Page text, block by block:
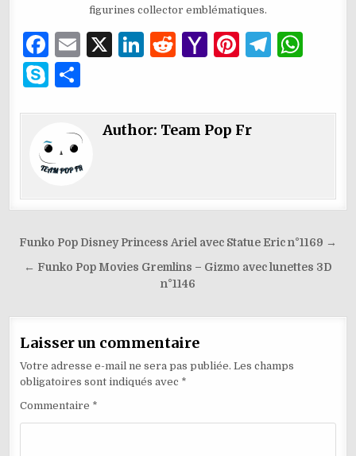
figurines collector emblématiques.
F
a
c
e
b
o
o
E
l
X
Li
e
R
di
Y
o
ai
Pi
re
T
g s
p
S
p
e
ta
g
er
Author: Team Pop Fr
Navigation
de
Funko Pop Disney Princess Ariel avec Statue Eric n°1169 →
← Funko Pop Movies Gremlins – Gizmo avec lunettes 3D
n°1146
Laisser un commentaire
Votre adresse e-mail ne sera pas publiée. Les champs
obligatoires sont indiqués avec *
Commentaire *